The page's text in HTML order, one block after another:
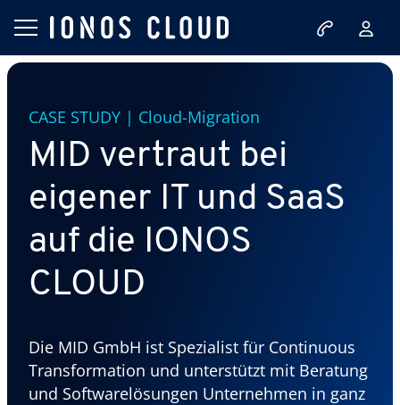
CASE STUDY | Cloud-Migration
MID vertraut bei
eigener IT und SaaS
auf die IONOS
CLOUD
Die MID GmbH ist Spezialist für Continuous
Transformation und unterstützt mit Beratung
und Softwarelösungen Unternehmen in ganz